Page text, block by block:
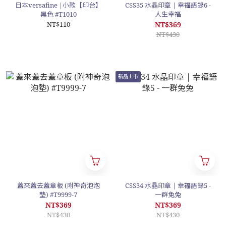
日本versafine |小款【印台】
黑色 #T1010
NT$110
CSS35 水晶印章 | 幸福語錄6 -
人生幸福
NT$369
NT$430
蓋來蓋去蓋章板 (附神奇泡泡
墊) #T9999-7
NT$369
NT$430
新品上市
CSS34 水晶印章 | 幸福語錄5 -
一群兔兔
NT$369
NT$430